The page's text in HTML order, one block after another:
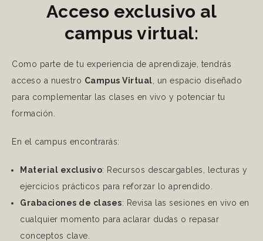
Acceso exclusivo al
campus virtual:
Como parte de tu experiencia de aprendizaje, tendrás
acceso a nuestro Campus Virtual , un espacio diseñado
para complementar las clases en vivo y potenciar tu
formación.
En el campus encontrarás:
Material exclusivo: Recursos descargables, lecturas y
ejercicios prácticos para reforzar lo aprendido.
Grabaciones de clases: Revisa las sesiones en vivo en
cualquier momento para aclarar dudas o repasar
conceptos clave.